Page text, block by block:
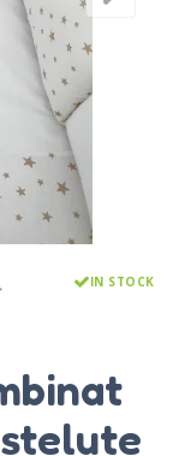
IN STOCK